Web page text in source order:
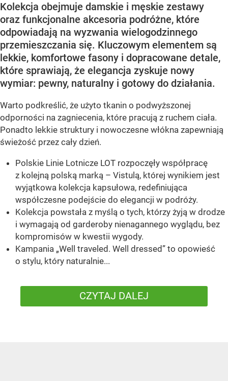
Kolekcja obejmuje damskie i męskie zestawy
oraz funkcjonalne akcesoria podróżne, które
odpowiadają na wyzwania wielogodzinnego
przemieszczania się. Kluczowym elementem są
lekkie, komfortowe fasony i dopracowane detale,
które sprawiają, że elegancja zyskuje nowy
wymiar: pewny, naturalny i gotowy do działania.
Warto podkreślić, że użyto tkanin o podwyższonej
odporności na zagniecenia, które pracują z ruchem ciała.
Ponadto lekkie struktury i nowoczesne włókna zapewniają
świeżość przez cały dzień.
Polskie Linie Lotnicze LOT rozpoczęły współpracę
z kolejną polską marką – Vistulą, której wynikiem jest
wyjątkowa kolekcja kapsułowa, redefiniująca
współczesne podejście do elegancji w podróży.
Kolekcja powstała z myślą o tych, którzy żyją w drodze
i wymagają od garderoby nienagannego wyglądu, bez
kompromisów w kwestii wygody.
Kampania „Well traveled. Well dressed” to opowieść
o stylu, który naturalnie...
CZYTAJ DALEJ